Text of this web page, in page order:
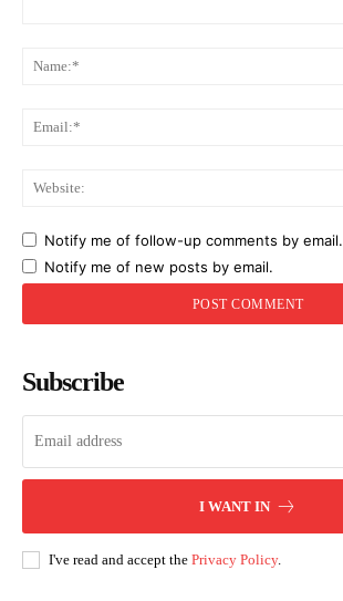
Notify me of follow-up comments by email.
Notify me of new posts by email.
Subscribe
I WANT IN
I've read and accept the Privacy Policy.